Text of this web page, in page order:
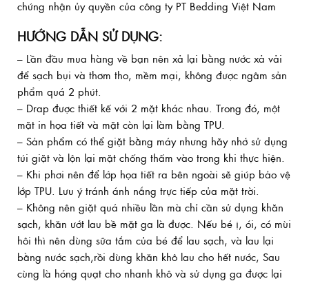
chứng nhận ủy quyền của công ty PT Bedding Việt Nam
HƯỚNG DẪN SỬ DỤNG:
– Lần đầu mua hàng về bạn nên xả lại bằng nước xả vải
để sạch bụi và thơm tho, mềm mại, không được ngâm sản
phẩm quá 2 phút.
– Drap được thiết kế với 2 mặt khác nhau. Trong đó, một
mặt in họa tiết và mặt còn lại làm bằng TPU.
– Sản phẩm có thể giặt bằng máy nhưng hãy nhớ sử dụng
túi giặt và lộn lại mặt chống thấm vào trong khi thực hiện.
– Khi phơi nên để lớp họa tiết ra bên ngoài sẽ giúp bảo vệ
lớp TPU. Lưu ý tránh ánh nắng trực tiếp của mặt trời.
– Không nên giặt quá nhiều lần mà chỉ cần sử dụng khăn
sạch, khăn ướt lau bề mặt ga là được. Nếu bé ị, ói, có mùi
hôi thì nên dùng sữa tắm của bé để lau sạch, và lau lại
bằng nước sạch,rồi dùng khăn khô lau cho hết nước, Sau
cùng là hóng quạt cho nhanh khô và sử dụng ga được lại